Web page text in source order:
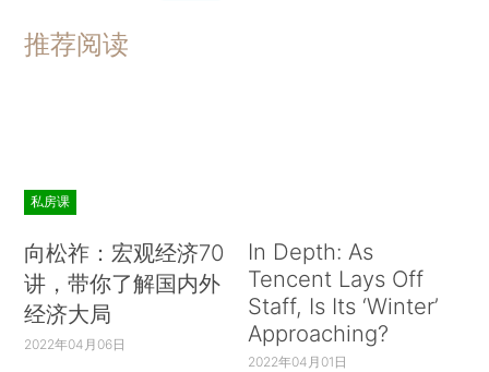
推荐阅读
私房课
向松祚：宏观经济70
讲，带你了解国内外
经济大局
2022年04月06日
In Depth: As
Tencent Lays Off
Staff, Is Its ‘Winter’
Approaching?
2022年04月01日